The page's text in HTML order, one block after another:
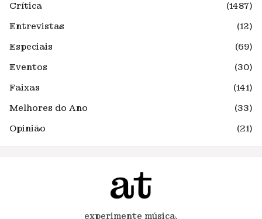
Crítica
(1487)
Entrevistas
(12)
Especiais
(69)
Eventos
(30)
Faixas
(141)
Melhores do Ano
(33)
Opinião
(21)
experimente música.